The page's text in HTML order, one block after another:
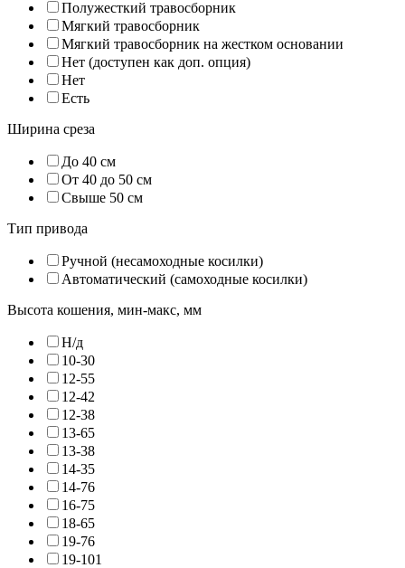
Полужесткий травосборник
Мягкий травосборник
Мягкий травосборник на жестком основании
Нет (доступен как доп. опция)
Нет
Есть
Ширина среза
До 40 см
От 40 до 50 см
Свыше 50 см
Тип привода
Ручной (несамоходные косилки)
Автоматический (самоходные косилки)
Высота кошения, мин-макс, мм
Н/д
10-30
12-55
12-42
12-38
13-65
13-38
14-35
14-76
16-75
18-65
19-76
19-101